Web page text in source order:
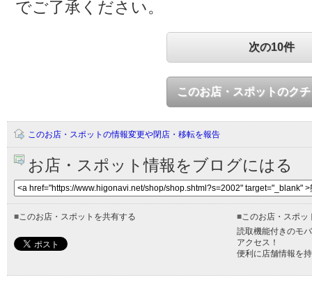
でご了承ください。
次の10件
このお店・スポットのク
このお店・スポットの情報変更や閉店・移転を報告
お店・スポット情報をブログにはる
■このお店・スポットを共有する ■このお店・スポッ
読取機能付きのモ
アクセス！
便利に店舗情報を